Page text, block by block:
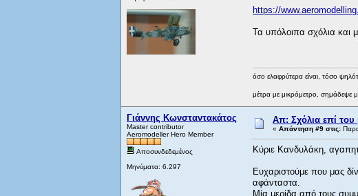
https://
Τα υπόλοιπα σχόλια και
όσο ελαφρύτερα είναι, τόσο
μέτρα με μικρόμετρο, σημάδεψε
Γιάννης Κωνσταντακάτος
Master contributor
Aeromodeller Hero Member
Αποσυνδεδεμένος
Μηνύματα: 6.297
Απ: Σχόλια επί
« Απάντηση #9 στις:
Κύριε Κανδυλάκη,
Ευχαριστούμε που μας
αφάνταστα.
Μία μερίδα από τους